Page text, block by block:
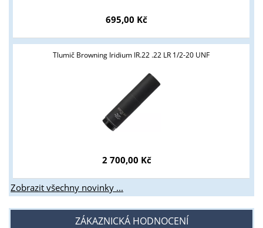
695,00 Kč
Tlumič Browning Iridium IR.22 .22 LR 1/2-20 UNF
2 700,00 Kč
Zobrazit všechny novinky ...
ZÁKAZNICKÁ HODNOCENÍ